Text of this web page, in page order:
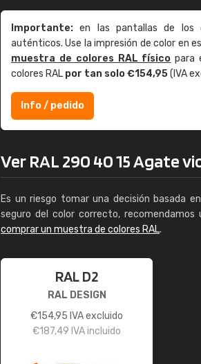
Importante: en las pantallas de los
auténticos. Use la impresión de color en
muestra de colores RAL físico para
colores RAL por tan solo €154,95(IVA
Info / pedido
Ver RAL 290 40 15 Agate
Es un riesgo tomar una decisión basada
seguro del color correcto, recomendamos
comprar un muestra de colores RAL.
RAL D2
RAL DESIGN
€154,95 IVA excluido
€187,49 IVA incluido